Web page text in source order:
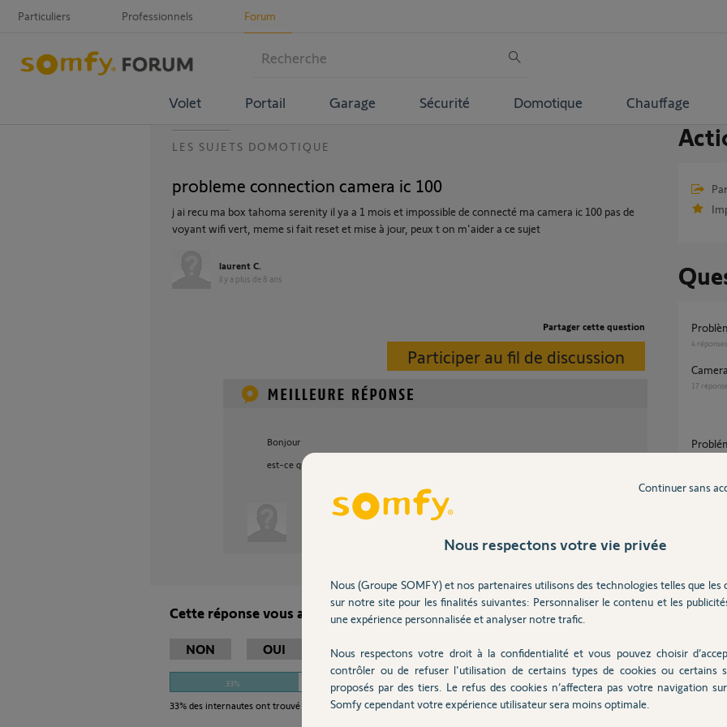
Particuliers Professionnels Forum
Volet Portail Garage Sécurité Domotique Chauffage
LES SUJETS DOMOTIQUE
probleme connection camera ic 100
j ai recu ma box tahoma serenity il ya a 1 mois et impossible de connecté ma camera ic 100 pas de
voyant wifi vert, meme si fait reset et mise à jour, peux t on m'aider a ce sujet
laurent C.
il y a plus de 8 ans
Partager cette question
Participer au fil de discussion
Bonjour
est-ce que c'est mieux avec un câble RJ45 branché sur votre box FAI ?
Cette réponse vous a-t-elle aidé ?
NON OUI
33%
33% des internautes ont trouvé cette réponse utile
4 réponses
17
3réponses
Nous respectons votre vie privée
Nous (Groupe SOMFY) et nos partenaires utilisons des technologies telles que les
sur notre site pour les finalités suivantes: Personnaliser le contenu et les
une expérience personnalisée et analyser notre trafic.
Nous respectons votre droit à la confidentialité et vous pouvez choisir
contrôler ou de refuser l'utilisation de certains types de cookies ou certains
proposés par des tiers. Le refus des cookies n’affectera pas votre navigation
Somfy cependant votre expérience utilisateur sera moins optimale.
Continuer sans